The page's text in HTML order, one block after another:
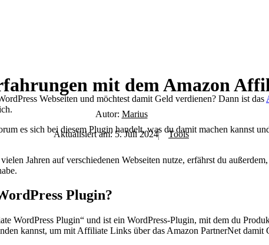
mit dem Amazon
Autor: Marius
Aktualisiert am: 5. Juli 2024 Tools
Webseiten und möchtest damit Geld verdienen? Dann ist das
es sich bei diesem Plugin handelt, was du damit machen kannst
Jahren auf verschiedenen Webseiten nutze, erfährst du
Plugin?
WordPress Plugin“ und ist ein WordPress-Plugin, mit dem du
kannst, um mit Affiliate Links über das Amazon PartnerNet damit